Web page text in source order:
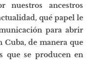
ancestros
qué papel le
para abrir
Cuba, de manera que
que se producen en